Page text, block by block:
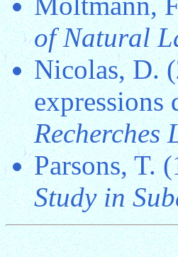
of Natural
Nicolas, D.
expressions
Recherches
Parsons, T.
Study in